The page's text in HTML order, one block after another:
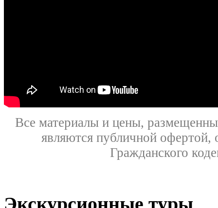
Все материалы и цены,
являются публичной офертой,
Гражданского